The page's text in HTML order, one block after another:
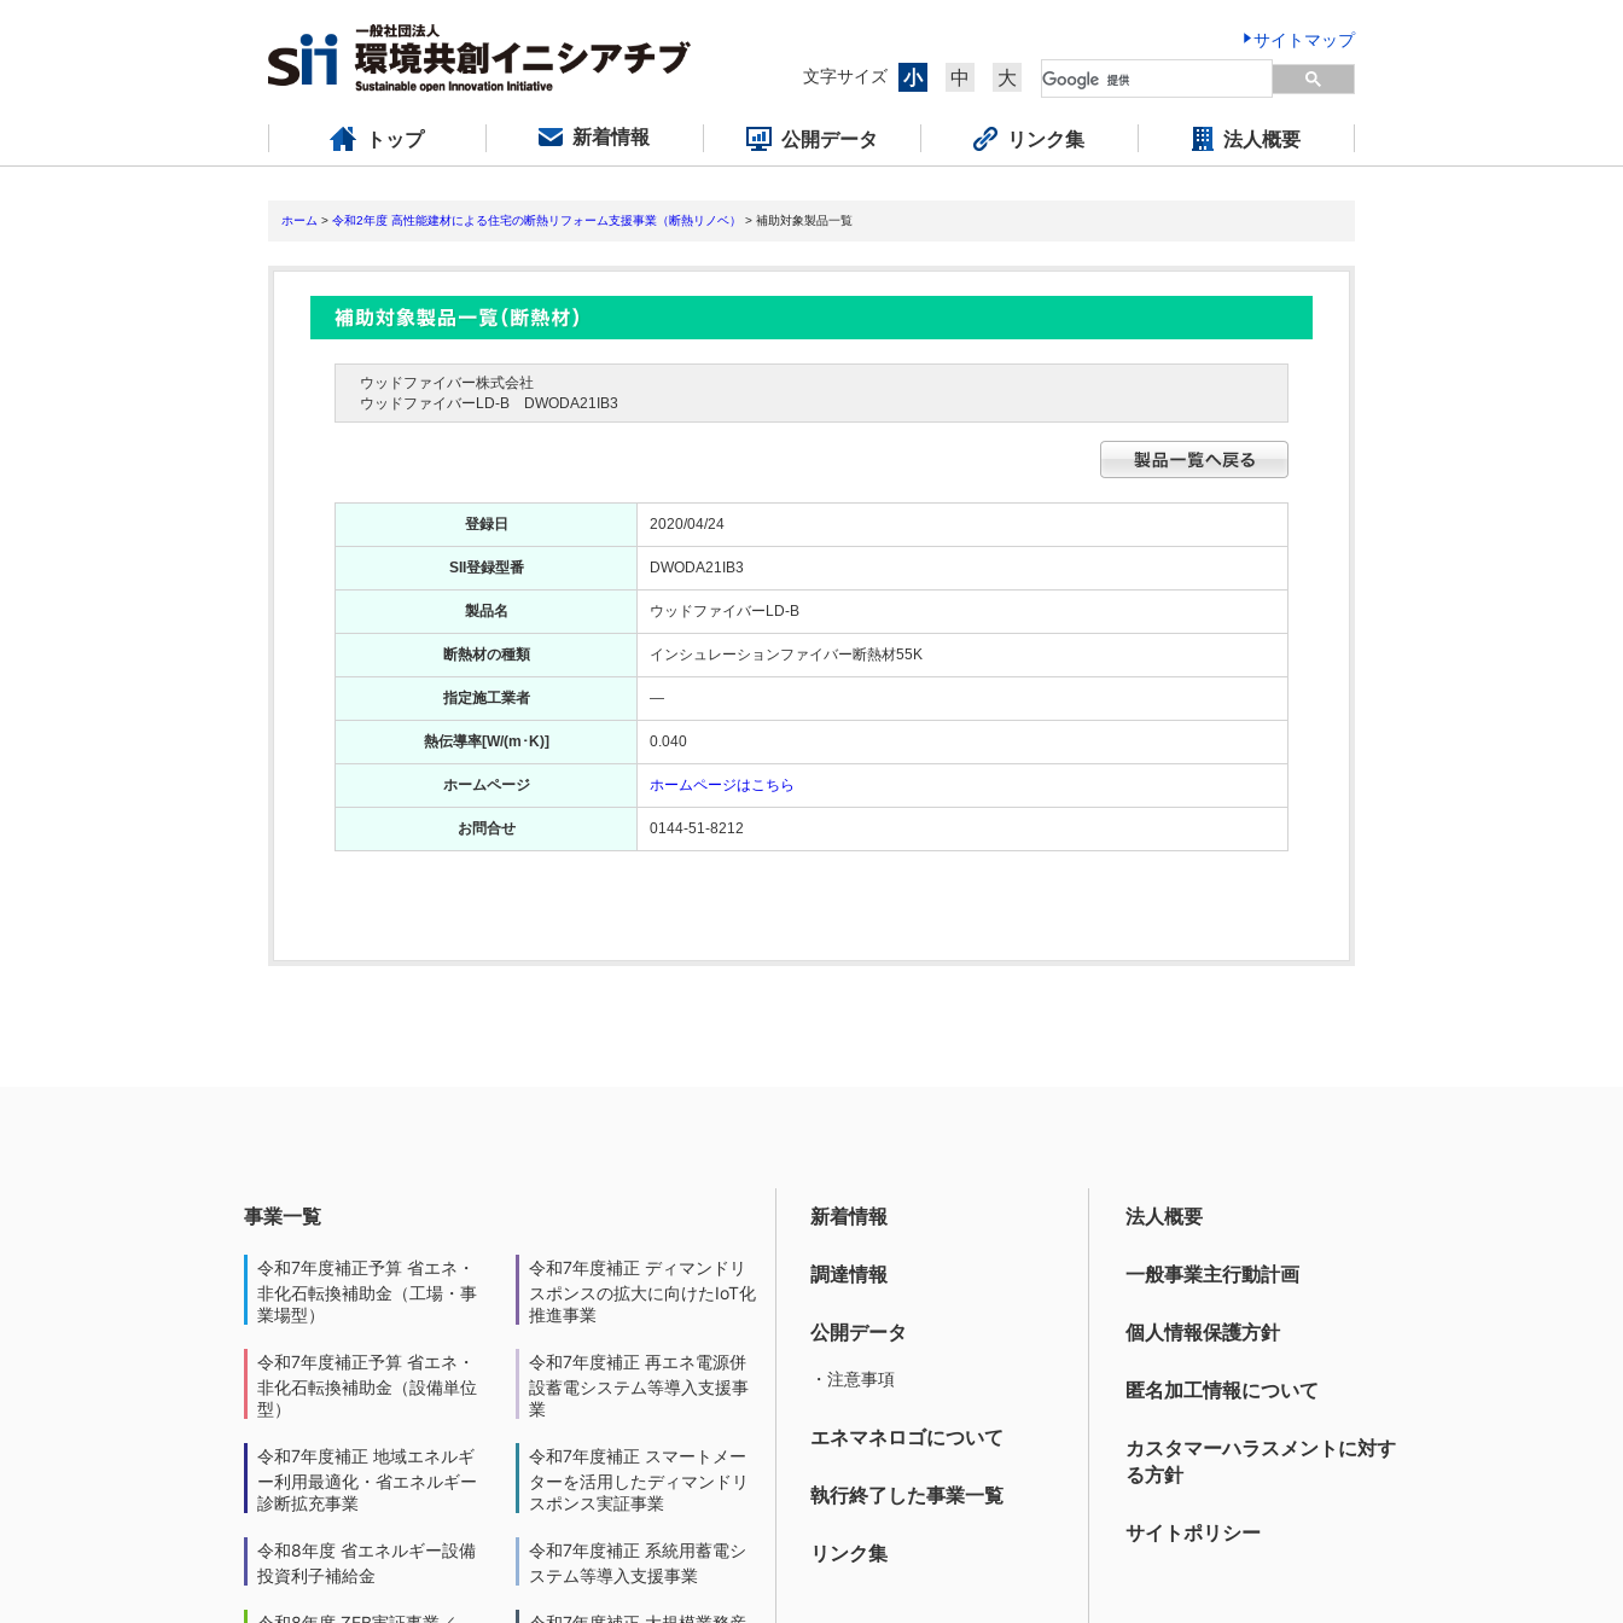
サイトマップ
文字サイズ
小 中 大
トップ 新着情報 公開データ リンク集 法人概要
ホーム > 令和2年度 高性能建材による住宅の断熱リフォーム支援事業（断熱リノベ） > 補助対象製品一覧
ウッドファイバー株式会社
ウッドファイバーLD-B DWODA21IB3
登録日 2020/04/24
SII登録型番 DWODA21IB3
製品名 ウッドファイバーLD-B
断熱材の種類 インシュレーションファイバー断熱材55K
指定施工業者 ―
熱伝導率[W/(m･K)] 0.040
ホームページ ホームページはこちら
お問合せ 0144-51-8212
事業一覧
令和7年度補正予算 省エネ・
非化石転換補助金（工場・事
業場型）
令和7年度補正予算 省エネ・
非化石転換補助金（設備単位
型）
令和7年度補正 地域エネルギ
ー利用最適化・省エネルギー
診断拡充事業
令和8年度 省エネルギー設備
投資利子補給金
令和7年度補正 ディマンドリ
スポンスの拡大に向けたIoT化
推進事業
令和7年度補正 再エネ電源併
設蓄電システム等導入支援事
業
令和7年度補正 スマートメー
ターを活用したディマンドリ
スポンス実証事業
令和7年度補正 系統用蓄電シ
ステム等導入支援事業
新着情報
調達情報
公開データ
・注意事項
エネマネロゴについて
執行終了した事業一覧
リンク集
法人概要
一般事業主行動計画
個人情報保護方針
匿名加工情報について
カスタマーハラスメントに対す
る方針
サイトポリシー